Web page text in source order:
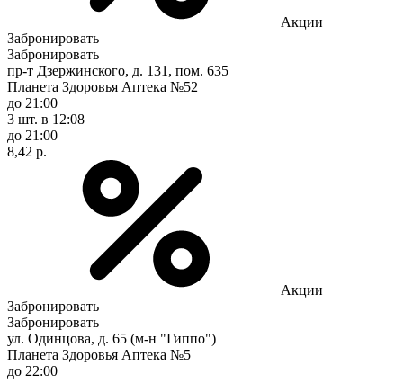
Акции
Забронировать
Забронировать
пр-т Дзержинского, д. 131, пом. 635
Планета Здоровья Аптека №52
до 21:00
3 шт. в 12:08
до 21:00
8,42 р.
Акции
Забронировать
Забронировать
ул. Одинцова, д. 65 (м-н "Гиппо")
Планета Здоровья Аптека №5
до 22:00